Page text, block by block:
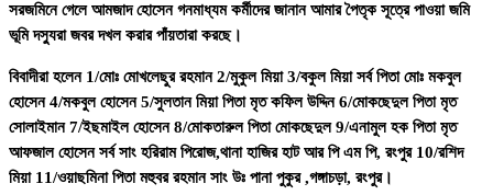
সরজমিনে গেলে আমজাদ হোসেন গনমাধ্যম কর্মীদের জানান আমার পৈতৃক সূত্রে পাওয়া জমি
ভূমি দস্যুরা জবর দখল করার পাঁয়তারা করছে।
বিবাদীরা হলেন 1/মোঃ মোখলেছুর রহমান 2/মুকুল মিয়া 3/বকুল মিয়া সর্ব পিতা মোঃ মকবুল
হোসেন 4/মকবুল হোসেন 5/সুলতান মিয়া পিতা মৃত কফিল উদ্দিন 6/মোকছেদুল পিতা মৃত
সোলাইমান 7/ইছমাইল হোসেন 8/মোকতারুল পিতা মোকছেদুল 9/এনামুল হক পিতা মৃত
আফজাল হোসেন সর্ব সাং হরিরাম পিরোজ,থানা হাজির হাট আর পি এম পি, রংপুর 10/রশিদ
মিয়া 11/ওয়াছমিনা পিতা মহুবর রহমান সাং উঃ পানা পুকুর ,গঙ্গাচড়া, রংপুর।